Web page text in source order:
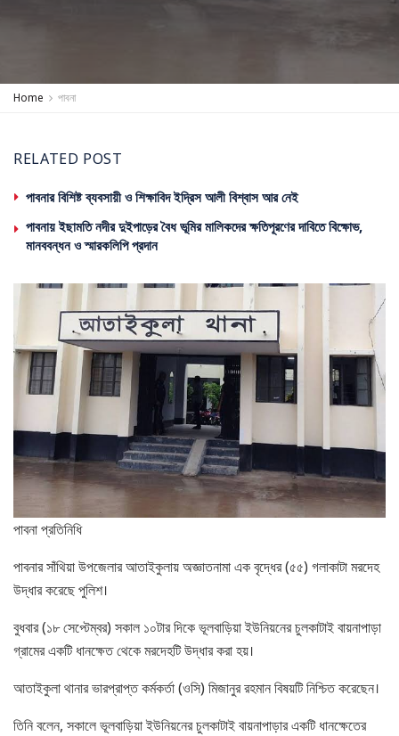
Home পাবনা
RELATED POST
পাবনার বিশিষ্ট ব্যবসায়ী ও শিক্ষাবিদ ইদ্রিস আলী বিশ্বাস আর নেই
পাবনায় ইছামতি নদীর দুইপাড়ের বৈধ ভূমির মালিকদের ক্ষতিপূরণের দাবিতে বিক্ষোভ,
মানববন্ধন ও স্মারকলিপি প্রদান
পাবনা প্রতিনিধি
পাবনার সাঁথিয়া উপজেলার আতাইকুলায় অজ্ঞাতনামা এক বৃদ্ধের (৫৫) গলাকাটা মরদেহ
উদ্ধার করেছে পুলিশ।
বুধবার (১৮ সেপ্টেম্বর) সকাল ১০টার দিকে ভূলবাড়িয়া ইউনিয়নের চুলকাটাই বায়নাপাড়া
গ্রামের একটি ধানক্ষেত থেকে মরদেহটি উদ্ধার করা হয়।
আতাইকুলা থানার ভারপ্রাপ্ত কর্মকর্তা (ওসি) মিজানুর রহমান বিষয়টি নিশ্চিত করেছেন।
তিনি বলেন, সকালে ভূলবাড়িয়া ইউনিয়নের চুলকাটাই বায়নাপাড়ার একটি ধানক্ষেতের